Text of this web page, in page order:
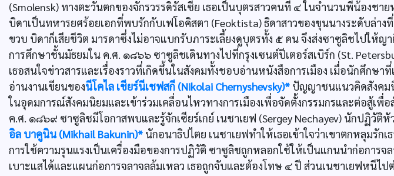
(Smolensk) ทางตะวันตกของจักรวรรดิรัสเซีย เธอเป็นบุตรสาวคนที่ ๔ ในจำนวนพี่น้องชา
บิดาเป็นทหารยศร้อยเอกที่พบรักกับเฟโอคิสตา (Feoktista) ธิดาสาวของขุนนางระดับล่า
ขวบ บิดาก็เสียชีวิต มารดาซึ่งไม่อาจแบกรับภาระเลี้ยงดูบุตรทั้ง ๕ คน จึงส่งซาซูลิชไปให้ญา
การศึกษาชั้นมัธยมใน ค.ศ. ๑๘๖๖ ซาซูลิชเดินทางไปที่กรุงเซนต์ปีเตอร์สเบิร์ก (St.
เธอสนใจข่าวสารและเรื่องราวที่เกิดขึ้นในสังคมทั้งชอบอ่านหนังสือการเมือง เมื่อนักศึกษา
อ่านงานเขียนของนีโคไล เชียร์นีเชฟสกี (Nikolai Chernyshevsky)* ปัญญาชนแนวคิดสังคม
ในอุดมการณ์สังคมนิยมและเข้าร่วมเคลื่อนไหวทางการเมืองเพื่อจัดตั้งกรรมกรและต่อสู้เพื่
ค.ศ. ๑๘๖๙ ซาซูลิชมีโอกาสพบและรู้จักเซียร์เกย์ เนชาเยฟ (Sergey Nechayev) นักปฏิวัติ
อิล บาคูนิน (Mikhail Bakunin)* นักอนาธิปไตย เนชาเยฟทำให้เธอเข้าใจว่าเขาตกหลุมรัก
การใช้ความรุนแรงเป็นเครื่องมือของการปฏิวัติ ซาซูลิชถูกหลอกใช้ให้เป็นแกนนำก่อการจ
เบาะแสได้และแผนก่อการจลาจลล้มเหลว เธอถูกจับและต้องโทษ ๔ ปี ส่วนเนชาเยฟหนีไป